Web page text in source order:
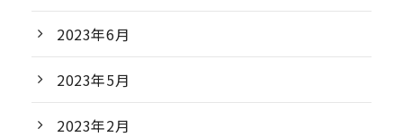
2023年6月
2023年5月
2023年2月